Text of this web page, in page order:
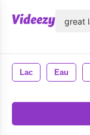
Lac Eau